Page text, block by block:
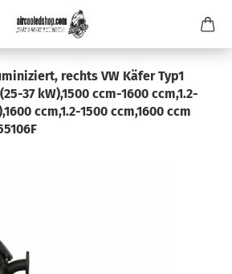
rechts VW Käfer Typ1
37 kW),1500 ccm-1600 ccm,1.2-
ccm,1.2-1500 ccm,1600 ccm